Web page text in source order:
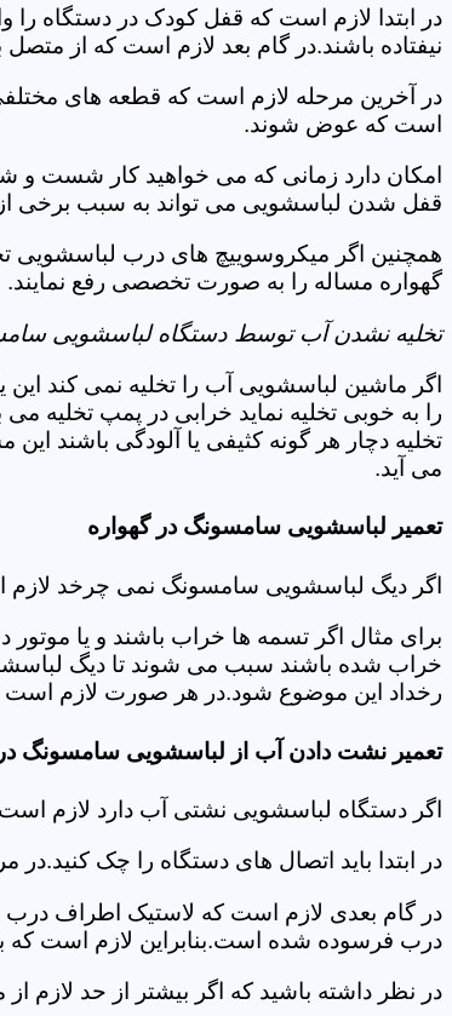
در ابتدا لازم است که قفل کودک در دستگاه را
نیفتاده باشند.در گام بعد لازم است که از
در آخرین مرحله لازم است که قطعه های
است که عوض شوند.
امکان دارد زمانی که می خواهید کار شست و
قفل شدن لباسشویی می تواند به سبب برخی
همچنین اگر میکروسوییچ های درب لباسشویی
گهواره مساله را به صورت تخصصی رفع نمایند.
تخلیه نشدن آب توسط دستگاه لباسشویی
اگر ماشین لباسشویی آب را تخلیه نمی کند
را به خوبی تخلیه نماید خرابی در پمپ تخلیه
تخلیه دچار هر گونه کثیفی یا آلودگی باشند
می آید.
تعمیر لباسشویی سامسونگ در گهواره
اگر دیگ لباسشویی سامسونگ نمی چرخد لازم
برای مثال اگر تسمه ها خراب باشند و یا
خراب شده باشند سبب می شوند تا دیگ
رخداد این موضوع شود.در هر صورت لازم است
تعمیر نشت دادن آب از لباسشویی سامسونگ
اگر دستگاه لباسشویی نشتی آب دارد لازم
در ابتدا باید اتصال های دستگاه را چک
در گام بعدی لازم است که لاستیک اطراف درب
درب فرسوده شده است.بنابراین لازم است که
در نظر داشته باشید که اگر بیشتر از حد لازم